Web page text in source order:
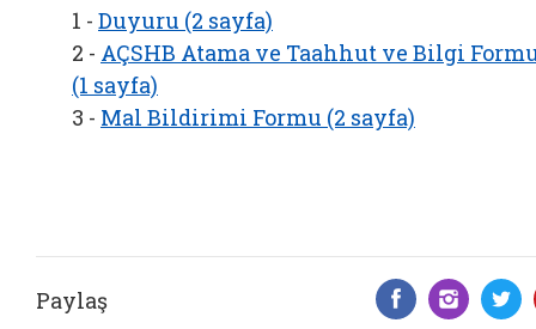
1 - Duyuru (2 sayfa)
2 - AÇSHB Atama ve Taahhut ve Bilgi
(1 sayfa)
3 - Mal Bildirimi Formu (2 sayfa)
Paylaş